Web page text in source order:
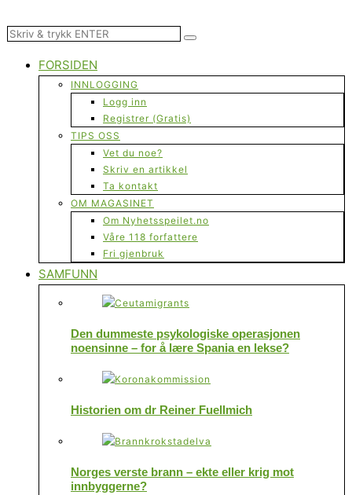
FORSIDEN
INNLOGGING
Logg inn
Registrer (Gratis)
TIPS OSS
Vet du noe?
Skriv en artikkel
Ta kontakt
OM MAGASINET
Om Nyhetsspeilet.no
Våre 118 forfattere
Fri gjenbruk
SAMFUNN
Den dummeste psykologiske operasjonen
noensinne – for å lære Spania en lekse?
Historien om dr Reiner Fuellmich
Norges verste brann – ekte eller krig mot
innbyggerne?